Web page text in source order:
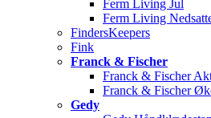
Ferm Living Jul
Ferm Living
FindersKeepers
Fink
Franck & Fischer
Franck & Fischer
Franck & Fischer
Gedy